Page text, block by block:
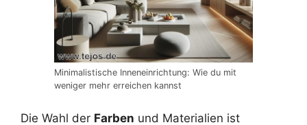
Minimalistische Inneneinrichtung: Wie du mit
weniger mehr erreichen kannst
Die Wahl der Farben und Materialien ist